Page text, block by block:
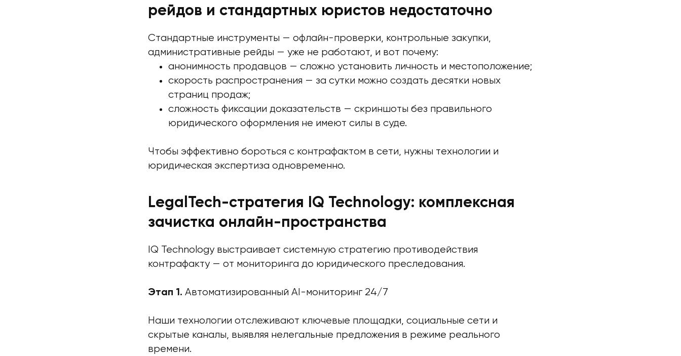
рейдов и стандартных юристов недостаточно
Стандартные инструменты — офлайн-проверки, контрольные закупки,
административные рейды — уже не работают, и вот почему:
анонимность продавцов — сложно установить личность и местоположение;
скорость распространения — за сутки можно создать десятки новых
страниц продаж;
сложность фиксации доказательств — скриншоты без правильного
юридического оформления не имеют силы в суде.
Чтобы эффективно бороться с контрафактом в сети, нужны технологии и
юридическая экспертиза одновременно.
LegalTech-стратегия IQ Technology: комплексная
зачистка онлайн-пространства
IQ Technology выстраивает системную стратегию противодействия
контрафакту — от мониторинга до юридического преследования.
Этап 1. Автоматизированный AI-мониторинг 24/7
Наши технологии отслеживают ключевые площадки, социальные сети и
скрытые каналы, выявляя нелегальные предложения в режиме реального
времени.